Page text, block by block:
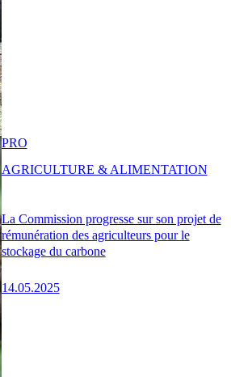
La Commission progresse sur son projet de
rémunération des agriculteurs pour le
stockage du carbone
14.05.2025
PRO
AGRICULTURE & ALIMENTATION